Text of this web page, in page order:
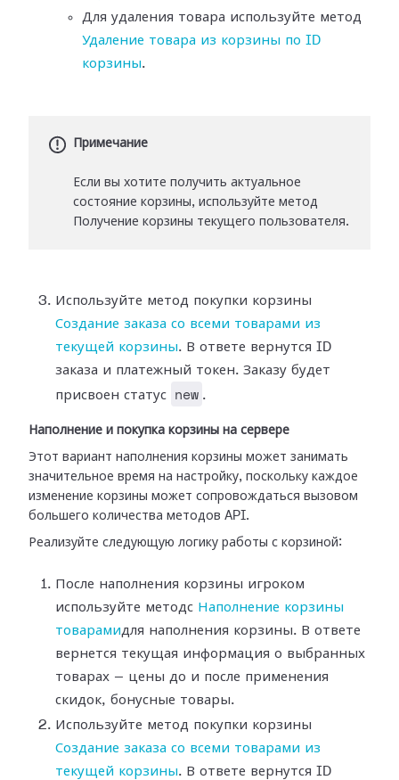
Для удаления товара используйте метод
Удаление товара из корзины по ID
корзины.
Примечание
Если вы хотите получить актуальное
состояние корзины, используйте метод
Получение корзины текущего пользователя.
Используйте метод покупки корзины
Создание заказа со всеми товарами из
текущей корзины. В ответе вернутся ID
заказа и платежный токен. Заказу будет
присвоен статус
new .
Наполнение и покупка корзины на сервере
Этот вариант наполнения корзины может занимать
значительное время на настройку, поскольку каждое
изменение корзины может сопровождаться вызовом
большего количества методов API.
Реализуйте следующую логику работы с корзиной:
После наполнения корзины игроком
используйте методс Наполнение корзины
товарамидля наполнения корзины. В ответе
вернется текущая информация о выбранных
товарах — цены до и после применения
скидок, бонусные товары.
Используйте метод покупки корзины
Создание заказа со всеми товарами из
текущей корзины. В ответе вернутся ID